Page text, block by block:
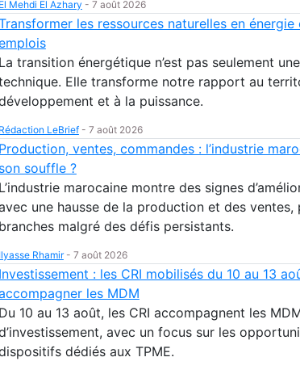
El Mehdi El Azhary - 7 août 2026
les ressources naturelles en énergie
La transition énergétique n’est pas seulement
Elle transforme notre rapport au
et à la puissance.
Rédaction LeBrief- 7 août 2026
Production, ventes, commandes : l’industrie
son souffle ?
L’industrie marocaine montre des signes
une hausse de la production et des
branches malgré des défis persistants.
Ilyasse Rhamir- 7 août 2026
Investissement : les CRI mobilisés du 10 au 13
les MDM
Du 10 au 13 août, les CRI accompagnent les
avec un focus sur les
dédiés aux TPME.